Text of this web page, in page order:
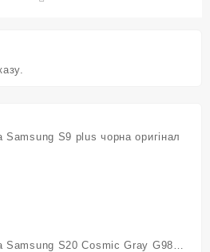
Samsung S9 plus чорна оригінал
Samsung S20 Cosmic Gray G980